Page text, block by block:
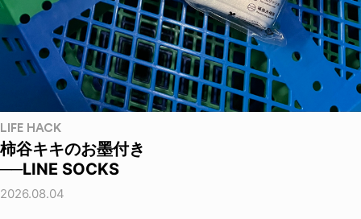
LIFE HACK
柿谷キキのお墨付き
──LINE SOCKS
2026.08.04